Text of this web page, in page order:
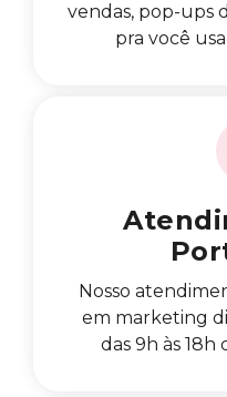
vendas, pop-ups
pra você
Nosso
em marketing
das 9h às 18h